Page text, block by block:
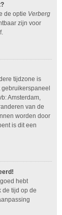
de optie Verberg
zijn voor
tijdzone is
Amsterdam,
van de
worden door
is dit een
hebt
de tijd op de